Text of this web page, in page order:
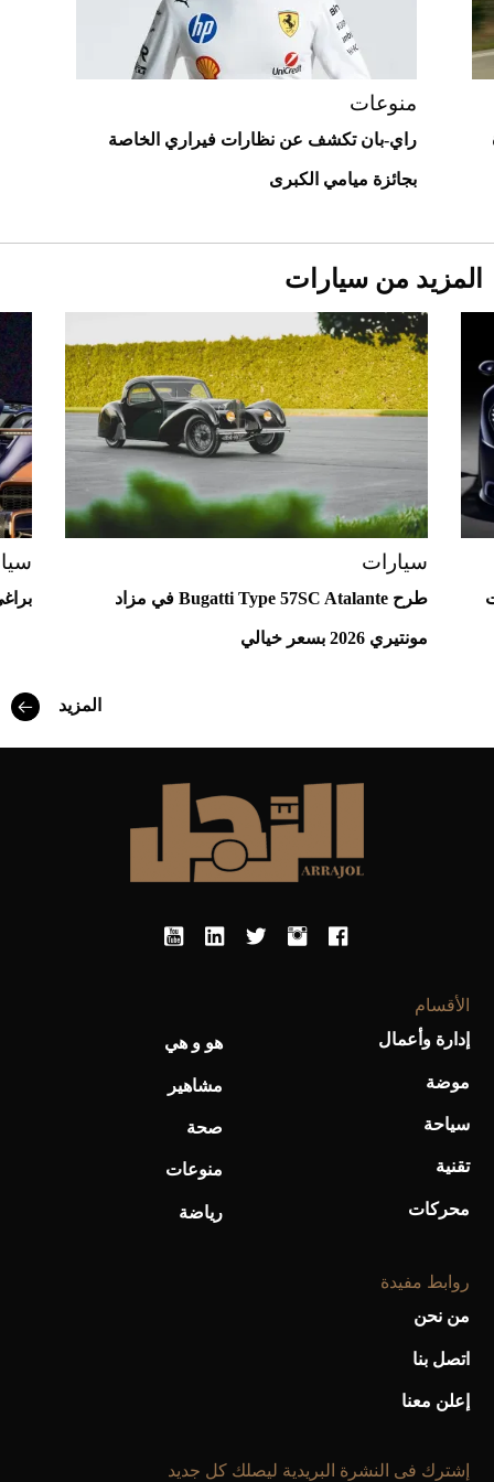
أغلى 10 عطور في العالم للرجال تمنحك فخامة
Aston Martin Valiant: على هوى الأبطال
منوعات
راي-بان تكشف عن نظارات فيراري الخاصة
بجائزة ميامي الكبرى
المزيد من سيارات
سيارات
طرح Bugatti Type 57SC Atalante في مزاد
مونتيري 2026 بسعر خيالي
المزيد
الأقسام
إدارة وأعمال
موضة
سياحة
تقنية
محركات
هو و هي
مشاهير
صحة
منوعات
رياضة
روابط مفيدة
من نحن
اتصل بنا
إعلن معنا
إشترك فى النشرة البريدية ليصلك كل جديد